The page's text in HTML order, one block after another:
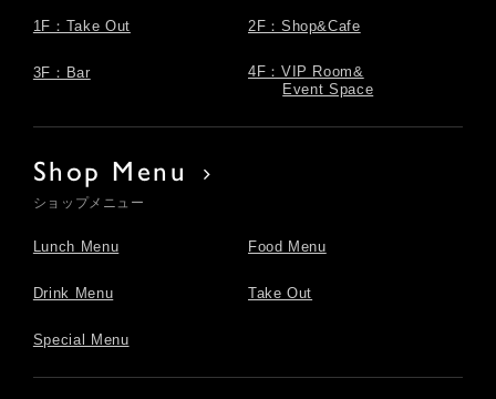
1F：Take Out 2F：Shop&Cafe
3F：Bar
4F：VIP Room&
Event Space
Shop Menu
ショップメニュー
Lunch Menu Food Menu
Drink Menu Take Out
Special Menu